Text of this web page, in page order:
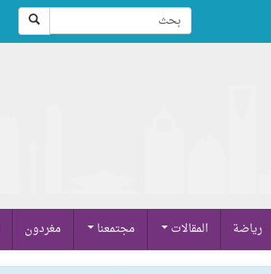
رياضة المقالات مجتمعنا مغردون